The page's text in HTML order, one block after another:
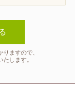
ますので、
します。